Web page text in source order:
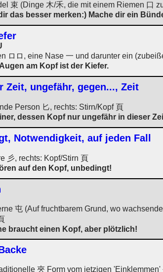
束 (Dinge 木/禾, die mit einem Riemen 口
das besser merken:) Mache dir ein
ロロ, eine Nase 一 und darunter ein
am Kopf ist der Kiefer.
Zeit, ungefähr, gegen..., Zeit
Person 匕, rechts: Stirn/Kopf 頁
dessen Kopf nur ungefähr in dieser
Notwendigkeit, auf jeden Fall
彡, rechts: Kopf/Stirn 頁
auf den Kopf, unbedingt!
屯 (Auf fruchtbarem Grund, wo
braucht einen Kopf, aber plötzlich!
夾 Form vom jetzigen